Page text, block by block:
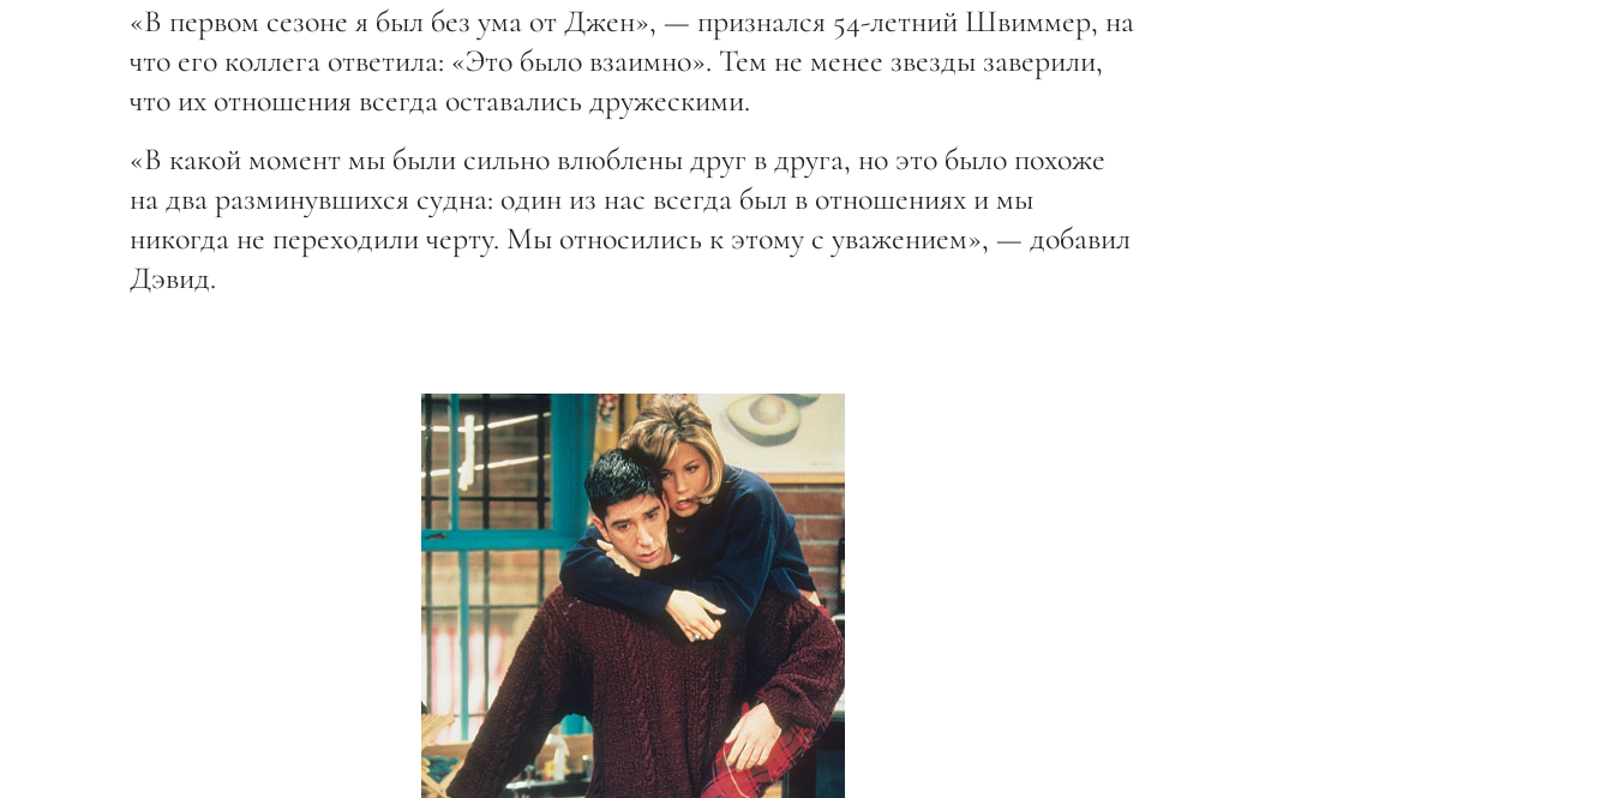
«В первом сезоне я был без ума от Джен», — признался 54-летний Швиммер, на
что его коллега ответила: «Это было взаимно». Тем не менее звезды заверили,
что их отношения всегда оставались дружескими.
«В какой момент мы были сильно влюблены друг в друга, но это было похоже
на два разминувшихся судна: один из нас всегда был в отношениях и мы
никогда не переходили черту. Мы относились к этому с уважением», — добавил
Дэвид.